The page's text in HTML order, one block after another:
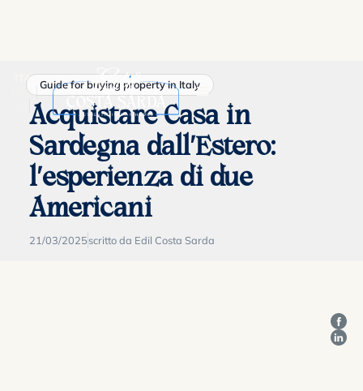
ITA
ENG
Guide for buying property in Italy
Acquistare Casa in
Sardegna dall’Estero:
l’esperienza di due
Americani
21/03/2025scritto da Edil Costa Sarda